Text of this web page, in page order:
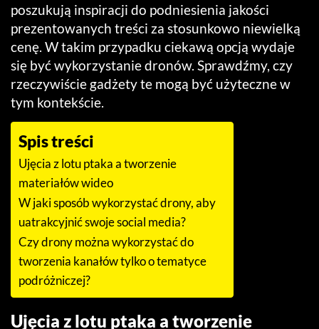
poszukują inspiracji do podniesienia jakości
prezentowanych treści za stosunkowo niewielką
cenę. W takim przypadku ciekawą opcją wydaje
się być wykorzystanie dronów. Sprawdźmy, czy
rzeczywiście gadżety te mogą być użyteczne w
tym kontekście.
Spis treści
Ujęcia z lotu ptaka a tworzenie
materiałów wideo
W jaki sposób wykorzystać drony, aby
uatrakcyjnić swoje social media?
Czy drony można wykorzystać do
tworzenia kanałów tylko o tematyce
podróżniczej?
Ujęcia z lotu ptaka a tworzenie